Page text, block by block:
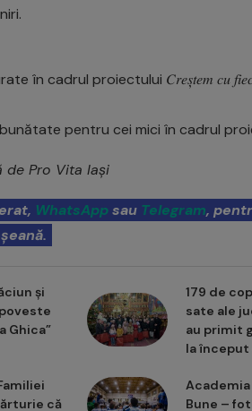
în cadrul proiectului 𝐶𝑟𝑒𝑠̦𝑡𝑒𝑚 𝑐𝑢
bunătate pentru cei mici în cadrul
Pro Vita Iași
WhatsAppsau Telegram,
și
Ghica”
179 de
sate ale
au primit
la început
că
Bune –